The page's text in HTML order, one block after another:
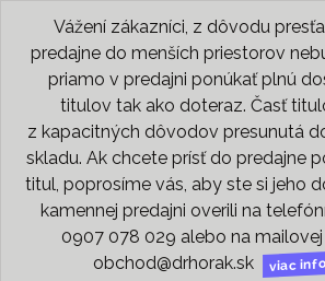
Vážení zákazníci, z dôvodu
predajne do menších priestorov
priamo v predajni ponúkať plnú
titulov tak ako doteraz. Časť
z kapacitných dôvodov presunutá
skladu. Ak chcete prísť do predajne
titul, poprosíme vás, aby ste si jeho
kamennej predajni overili na
0907 078 029 alebo na
obchod@drhorak.sk
viac info